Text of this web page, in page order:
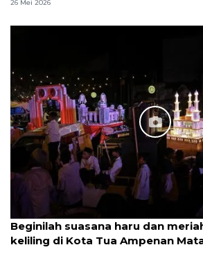
26 Mei 2026
Beginilah suasana haru dan
keliling di Kota Tua Ampenan